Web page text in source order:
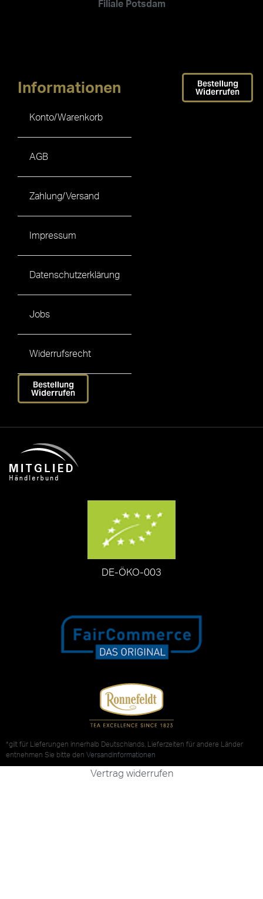
Filiale Potsdam
Informationen
Konto/Warenkorb
AGB
Zahlung/Versand
Impressum
Datenschutzerklärung
Jobs
Widerrufsrecht
Bestellung
Widerrufen
Bestellung
Widerrufen
DE-ÖKO-003
*gilt für Lieferungen innerhalb Deutschlands, Lieferzeiten für andere Länder
entnehmen Sie bitte den Versandinformationen
Vertrag widerrufen